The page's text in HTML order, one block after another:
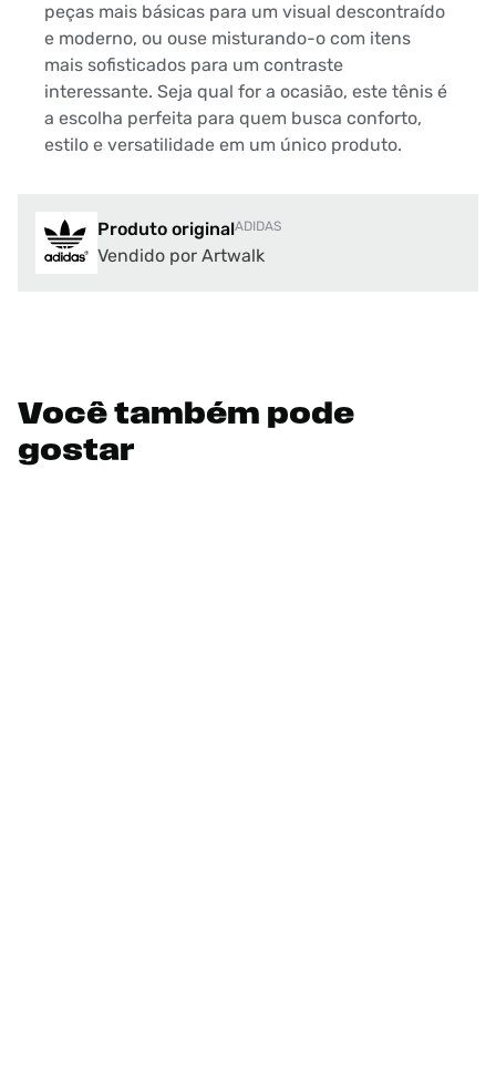
peças mais básicas para um visual descontraído
e moderno, ou ouse misturando-o com itens
mais sofisticados para um contraste
interessante. Seja qual for a ocasião, este tênis é
a escolha perfeita para quem busca conforto,
estilo e versatilidade em um único produto.
Produto originalADIDAS
Vendido por Artwalk
Você também pode
gostar